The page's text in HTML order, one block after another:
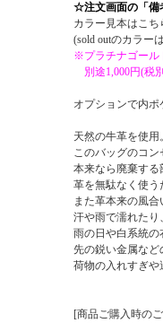
☆注文画面の「備
カラー見本はこ
(sold outのカラー
※プラチナゴール
別途1,000円(税
オプションで内
天然の牛革を使用。
このバッグのコン
本来なら廃棄する
革を無駄なく使う
また革本来の風
汗や雨で濡れたり
雨の日や白系統の
先の鋭い金属など
荷物の入れすぎや
[商品ご購入時の